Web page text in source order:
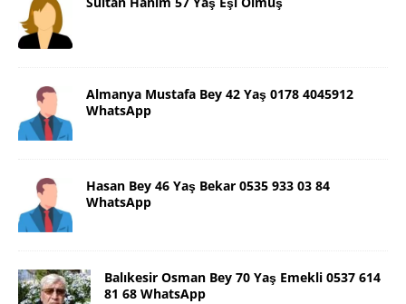
Almanya Mustafa Bey 42 Yaş 0178 4045912
WhatsApp
Hasan Bey 46 Yaş Bekar 0535 933 03 84
WhatsApp
Balıkesir Osman Bey 70 Yaş Emekli 0537 614
81 68 WhatsApp